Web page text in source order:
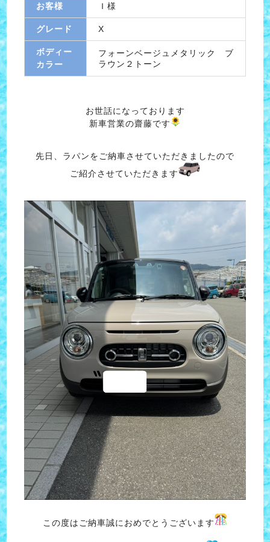
お客様 Ｉ様
グレード X
ボディー
カラー
フォーンベージュメタリック ブ
ラウン２トーン
お世話になっております
新車営業の齋藤です
先日、ラパンをご納車させていただきましたので
ご紹介させていただきます
この度はご納車誠におめでとうございます